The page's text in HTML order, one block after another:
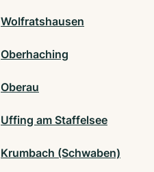
Wolfratshausen
Oberhaching
Oberau
Uffing am Staffelsee
Krumbach (Schwaben)